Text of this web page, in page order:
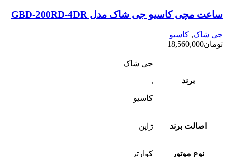
ساعت مچی کاسیو جی شاک مدل GBD-200RD-4DR
جی شاک, کاسیو
تومان18,560,000
برند
جی شاک
,
کاسیو
اصالت برند ژاپن
نوع موتور کوارتز